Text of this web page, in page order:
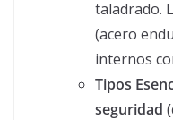
taladrado.
(acero
internos
Tipos
seguridad